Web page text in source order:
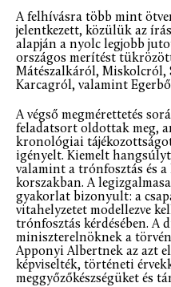
A felhívásra több mint
jelentkezett, közülük az
alapján a nyolc legjobb
országos merítést
Mátészalkáról, Miskolcról,
Karcagról, valamint
A végső megmérettetés
feladatsort oldottak meg,
kronológiai
igényelt. Kiemelt
valamint a trónfosztás és
korszakban. A
gyakorlat bizonyult: a
vitahelyzetet modellezve
trónfosztás kérdésében. A
miniszterelnöknek a
Apponyi Albertnek az azt
képviselték, történeti
meggyőzőkészségüket és